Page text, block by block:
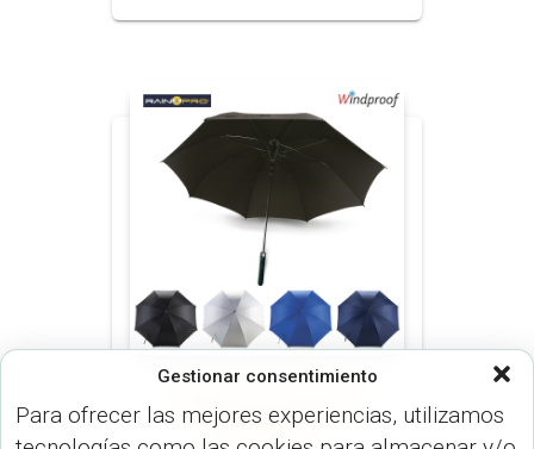
Gestionar consentimiento
Para ofrecer las mejores experiencias, utilizamos
(PARAGUAS)
PARAGUAS
(PARAGUAS)